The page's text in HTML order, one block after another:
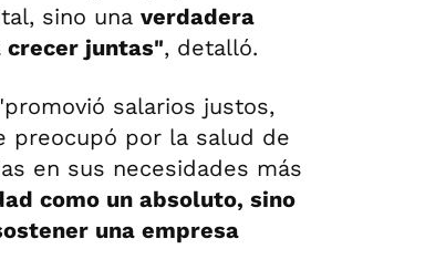
sino una verdadera
crecer juntas", detalló.
salarios justos,
preocupó por la salud de
en sus necesidades más
como un absoluto, sino
una empresa